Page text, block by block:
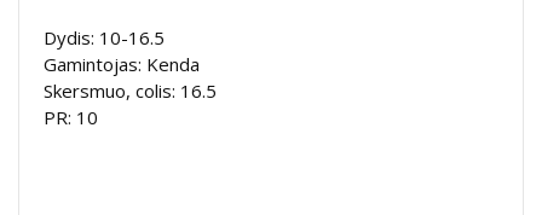
Dydis: 10-16.5
Gamintojas: Kenda
Skersmuo, colis: 16.5
PR: 10